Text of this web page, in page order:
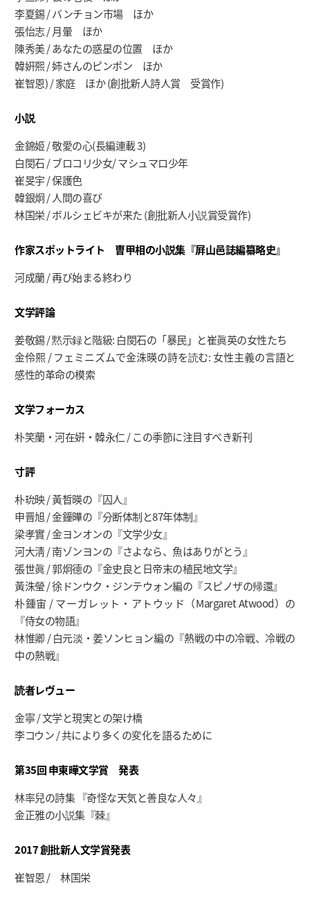
李夏錫 / バンチョン市場 ほか
張怡志 / 月暈 ほか
陳秀美 / あなたの惑星の位置 ほか
韓姸熙 / 姉さんのピンポン ほか
崔智恩) / 家庭 ほか (創批新人詩人賞 受賞作)
小説
金錦姬 / 敬愛の心(長編連載 3)
白閔石 / ブロコリ少女/ マシュマロ少年
崔旻宇 / 保護色
韓銀炯 / 人間の喜び
林国栄 / ボルシェビキが来た (創批新人小説賞受賞作)
作家スポットライト
曺甲相の小説集『屛山邑誌編纂略史』
河成蘭 / 再び始まる終わり
文学評論
姜敬錫 / 黙示録と階級: 白閔石の「暴民」と崔眞英の女性たち
金伶熙 / フェミニズムで金洙暎の詩を読む: 女性主義の言語と
感性的革命の模索
文学フォーカス
朴笑蘭・河在姸・韓永仁 / この季節に注目すべき新刊
寸評
朴玧映 / 黃晳暎の『囚人』
申晋旭 / 金鐘曄の『分断体制と87年体制』
梁孝實 / 金ヨンオンの『文学少女』
河大淸 / 南ゾンヨンの『さよなら、魚はありがとう』
張世眞 / 郭炯德の『金史良と日帝末の植民地文学』
黃洙瑩 / 徐ドンウク・ジンテウォン編の『スピノザの帰還』
朴鍾宙 / マーガレット・アトウッド（Margaret Atwood）の
『侍女の物語』
林惟卿 / 白元淡・姜ソンヒョン編の『熱戦の中の冷戦、冷戦の
中の熱戦』
読者レヴュー
金寧 / 文学と現実との架け橋
李コウン / 共により多くの変化を語るために
第35回申東曄文学賞 発表
林率兒の詩集 『奇怪な天気と善良な人々』
金正雅の小説集『棘』
2017創批新人文学賞発表
崔智恩 / 林国栄